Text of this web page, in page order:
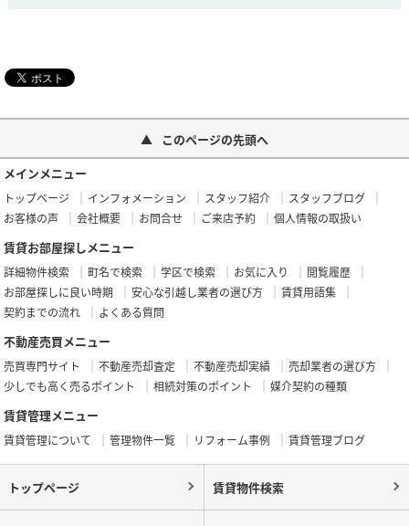
このページの先頭へ
メインメニュー
トップページ インフォメーション スタッフ紹介
スタッフブログ
お客様の声
会社概要 お問合せ ご来店予約 個人情報の取扱い
賃貸お部屋探しメニュー
詳細物件検索 町名で検索 学区で検索 お気に入り
閲覧履歴
お部屋探しに良い時期
安心な引越し業者の選び方
賃貸用語集
契約までの流れ
よくある質問
不動産売買メニュー
売買専門サイト 不動産売却査定 不動産売却実績
売却業者の選び方
少しでも高く売るポイント
相続対策のポイント 媒介契約の種類
賃貸管理メニュー
賃貸管理について 管理物件一覧 リフォーム事例 賃貸管理ブログ
トップページ 賃貸物件検索